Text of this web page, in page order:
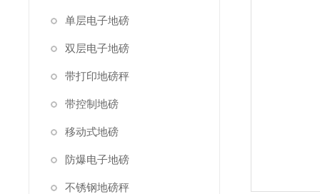
单层电子地磅
双层电子地磅
带打印地磅秤
带控制地磅
移动式地磅
防爆电子地磅
不锈钢地磅秤